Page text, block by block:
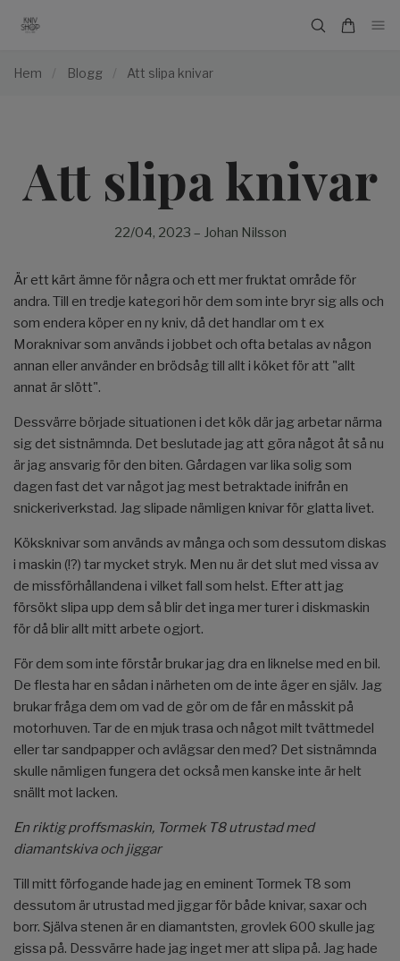
Hem / Blogg / Att slipa knivar
Att slipa knivar
22/04, 2023 – Johan Nilsson
Är ett kärt ämne för några och ett mer fruktat område för
andra. Till en tredje kategori hör dem som inte bryr sig alls och
som endera köper en ny kniv, då det handlar om t ex
Moraknivar som används i jobbet och ofta betalas av någon
annan eller använder en brödsåg till allt i köket för att "allt
annat är slött".
Dessvärre började situationen i det kök där jag arbetar närma
sig det sistnämnda. Det beslutade jag att göra något åt så nu
är jag ansvarig för den biten. Gårdagen var lika solig som
dagen fast det var något jag mest betraktade inifrån en
snickeriverkstad. Jag slipade nämligen knivar för glatta livet.
Köksknivar som används av många och som dessutom diskas
i maskin (!?) tar mycket stryk. Men nu är det slut med vissa av
de missförhållandena i vilket fall som helst. Efter att jag
försökt slipa upp dem så blir det inga mer turer i diskmaskin
för då blir allt mitt arbete ogjort.
För dem som inte förstår brukar jag dra en liknelse med en bil.
De flesta har en sådan i närheten om de inte äger en själv. Jag
brukar fråga dem om vad de gör om de får en måsskit på
motorhuven. Tar de en mjuk trasa och något milt tvättmedel
eller tar sandpapper och avlägsar den med? Det sistnämnda
skulle nämligen fungera det också men kanske inte är helt
snällt mot lacken.
En riktig proffsmaskin, Tormek T8 utrustad med
diamantskiva och jiggar
Till mitt förfogande hade jag en eminent Tormek T8 som
dessutom är utrustad med jiggar för både knivar, saxar och
borr. Själva stenen är en diamantsten, grovlek 600 skulle jag
gissa på. Dessvärre hade jag inget mer att slipa på. Jag hade